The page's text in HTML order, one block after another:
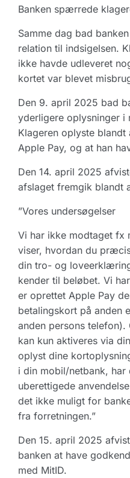
Banken spærrede
Samme dag bad
relation til indsigelsen.
ikke havde udleveret
kortet var blevet
Den 9. april 2025 bad
yderligere oplysninger i
Klageren oplyste
Apple Pay, og at han
Den 14. april 2025
afslaget fremgik blandt
”Vores undersøgelser
Vi har ikke modtaget fx
viser, hvordan du
din tro- og
kender til beløbet. Vi
er oprettet Apple Pay
betalingskort på anden
anden persons telefon).
kan kun aktiveres via
oplyst dine
i din mobil/netbank,
uberettigede
det ikke muligt for
fra forretningen.”
Den 15. april 2025
banken at have
med MitID.